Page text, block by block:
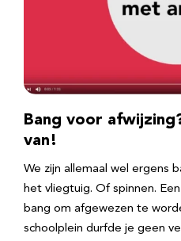
Bang voor
van!
We zijn allemaal wel ergens
het vliegtuig. Of spinnen.
bang om afgewezen te
schoolplein durfde je geen